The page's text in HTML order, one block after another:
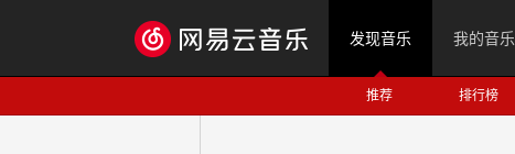
发现音乐 我的音乐
推荐 排行榜